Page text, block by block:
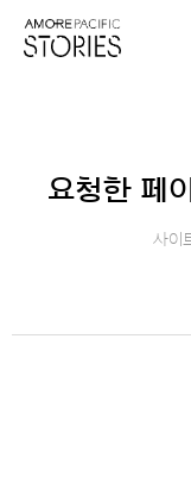
요청한 페
사이